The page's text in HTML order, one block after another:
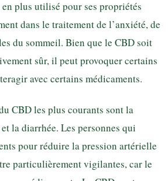
plus utilisé pour ses propriétés
dans le traitement de l’anxiété, de
du sommeil. Bien que le CBD soit
sûr, il peut provoquer certains
avec certains médicaments.
CBD les plus courants sont la
la diarrhée. Les personnes qui
pour réduire la pression artérielle
particulièrement vigilantes, car le